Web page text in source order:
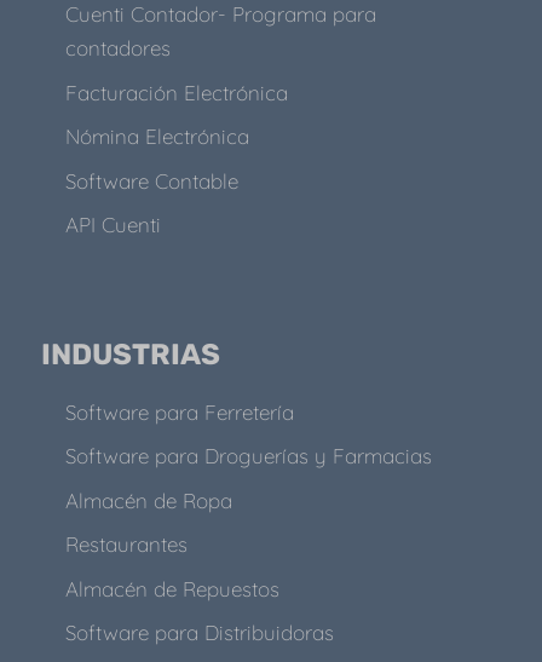
Cuenti Contador- Programa para
contadores
Facturación Electrónica
Nómina Electrónica
Software Contable
API Cuenti
INDUSTRIAS
Software para Ferretería
Software para Droguerías y Farmacias
Almacén de Ropa
Restaurantes
Almacén de Repuestos
Software para Distribuidoras